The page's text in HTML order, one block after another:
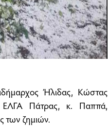
Ήλιδας, Κώστας
ΕΛΓΑ Πάτρας, κ. Παππά,
των ζημιών.